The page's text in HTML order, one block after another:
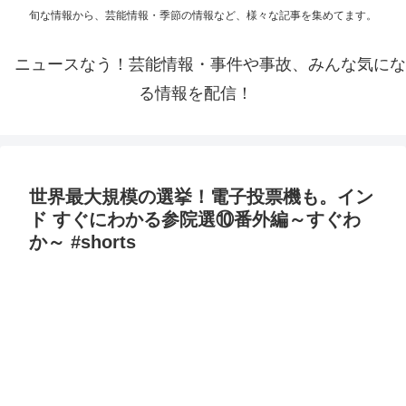
旬な情報から、芸能情報・季節の情報など、様々な記事を集めてます。
ニュースなう！芸能情報・事件や事故、みんな気にな
る情報を配信！
世界最大規模の選挙！電子投票機も。イン
ド すぐにわかる参院選⑩番外編～すぐわ
か～ #shorts